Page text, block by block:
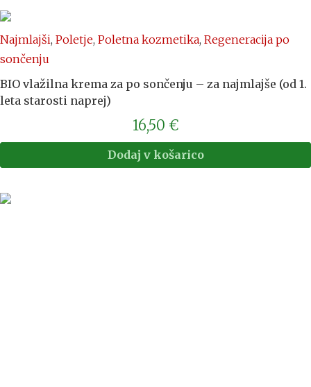
Najmlajši, Poletje, Poletna kozmetika, Regeneracija po
sončenju
BIO vlažilna krema za po sončenju – za najmlajše (od 1.
leta starosti naprej)
16,50 €
Dodaj v košarico